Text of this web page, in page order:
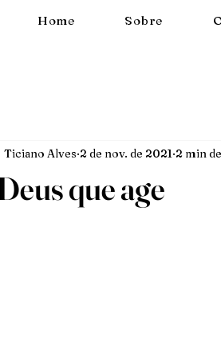
Home Sobre
que age
Ticiano Alves 2 de nov. de 2021 2 min